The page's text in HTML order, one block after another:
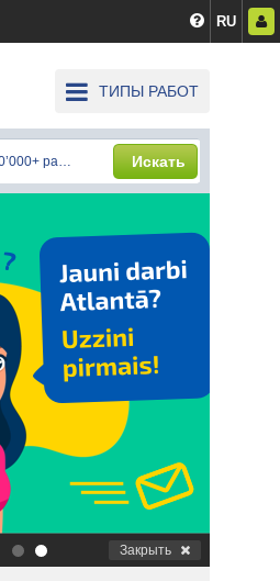
RU
ТИПЫ РАБОТ
Искать
. Закрыть